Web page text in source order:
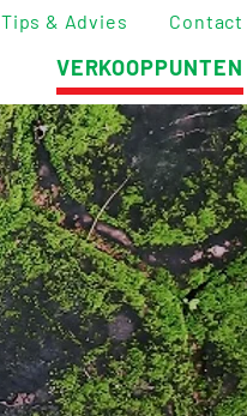
Tips & Advies Contact
VERKOOPPUNTEN